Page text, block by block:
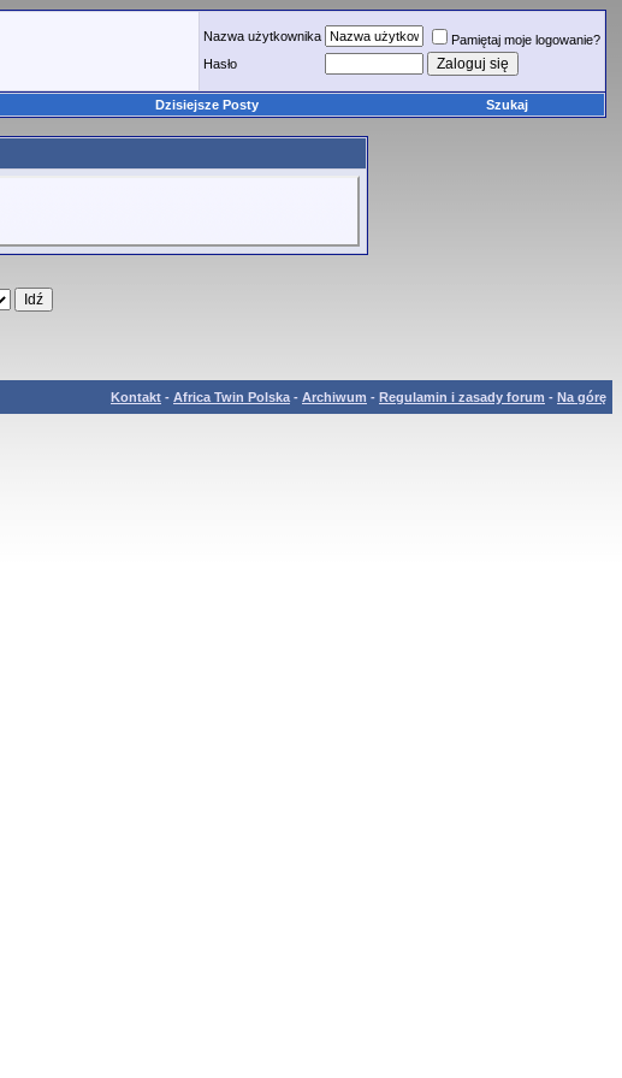
Nazwa użytkownika
Pamiętaj moje logowanie?
Hasło
Dzisiejsze Posty Szukaj
Kontakt - Africa Twin Polska - Archiwum - Regulamin i zasady forum - Na górę